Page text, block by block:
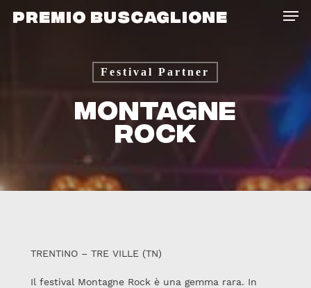
PREMIO BUSCAGLIONE
Festival Partner
MONTAGNE
ROCK
TRENTINO – TRE VILLE (TN)
Il festival Montagne Rock è una gemma rara. In